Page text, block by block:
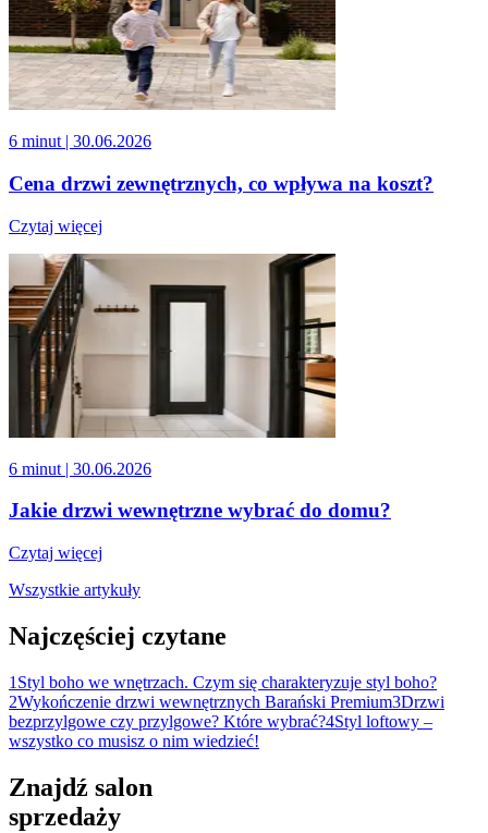
6 minut | 30.06.2026
Cena drzwi zewnętrznych, co wpływa na koszt?
Czytaj więcej
6 minut | 30.06.2026
Jakie drzwi wewnętrzne wybrać do domu?
Czytaj więcej
Wszystkie artykuły
Najczęściej czytane
1 Styl boho we wnętrzach. Czym się charakteryzuje styl boho?
2Wykończenie drzwi wewnętrznych Barański Premium3Drzwi
bezprzylgowe czy przylgowe? Które wybrać?4Styl loftowy –
wszystko co musisz o nim wiedzieć!
Znajdź salon
sprzedaży